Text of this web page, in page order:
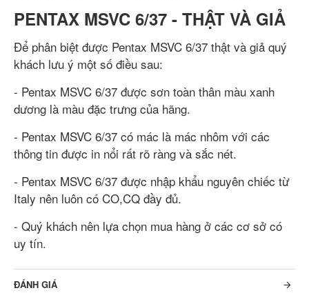
PENTAX MSVC 6/37 - THẬT VÀ GIẢ
Để phân biệt được Pentax MSVC 6/37 thật và giả quý
khách lưu ý một số điều sau:
- Pentax MSVC 6/37 được sơn toàn thân màu xanh
dương là màu đặc trưng của hãng.
- Pentax MSVC 6/37 có mác là mác nhôm với các
thông tin được in nổi rất rõ ràng và sắc nét.
- Pentax MSVC 6/37 được nhập khẩu nguyên chiếc từ
Italy nên luôn có CO,CQ đầy đủ.
- Quý khách nên lựa chọn mua hàng ở các cơ sở có
uy tín.
ĐÁNH GIÁ